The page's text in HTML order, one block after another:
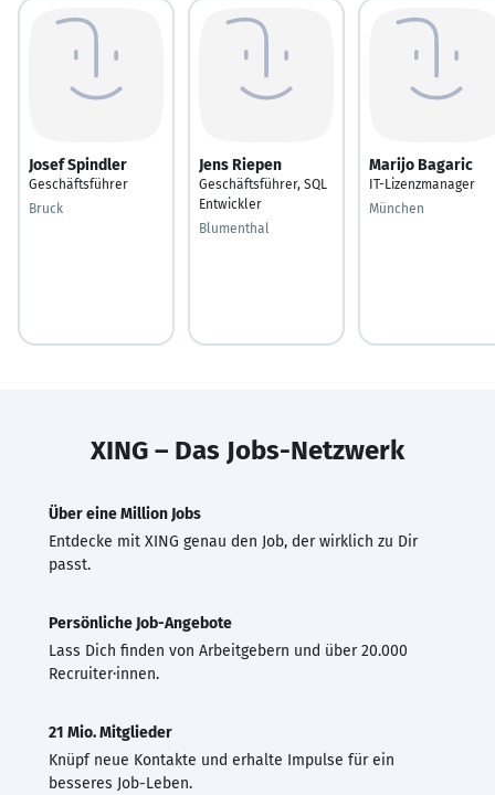
Josef Spindler
Geschäftsführer
Bruck
Jens Riepen
Geschäftsführer, SQL
Entwickler
Blumenthal
Marijo Bagaric
IT-Lizenzmanager
München
XING – Das Jobs-Netzwerk
Über eine Million Jobs
Entdecke mit XING genau den Job, der wirklich zu Dir
passt.
Persönliche Job-Angebote
Lass Dich finden von Arbeitgebern und über 20.000
Recruiter·innen.
21 Mio. Mitglieder
Knüpf neue Kontakte und erhalte Impulse für ein
besseres Job-Leben.